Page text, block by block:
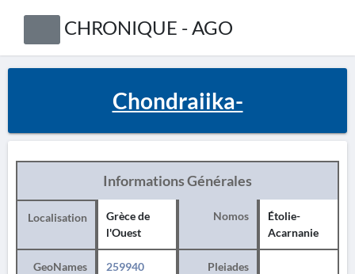
CHRONIQUE - AGO
Chondraiika-
Informations Générales
Localisation
Grèce de
l'Ouest
Nomos
Étolie-
Acarnanie
GeoNames 259940 Pleiades